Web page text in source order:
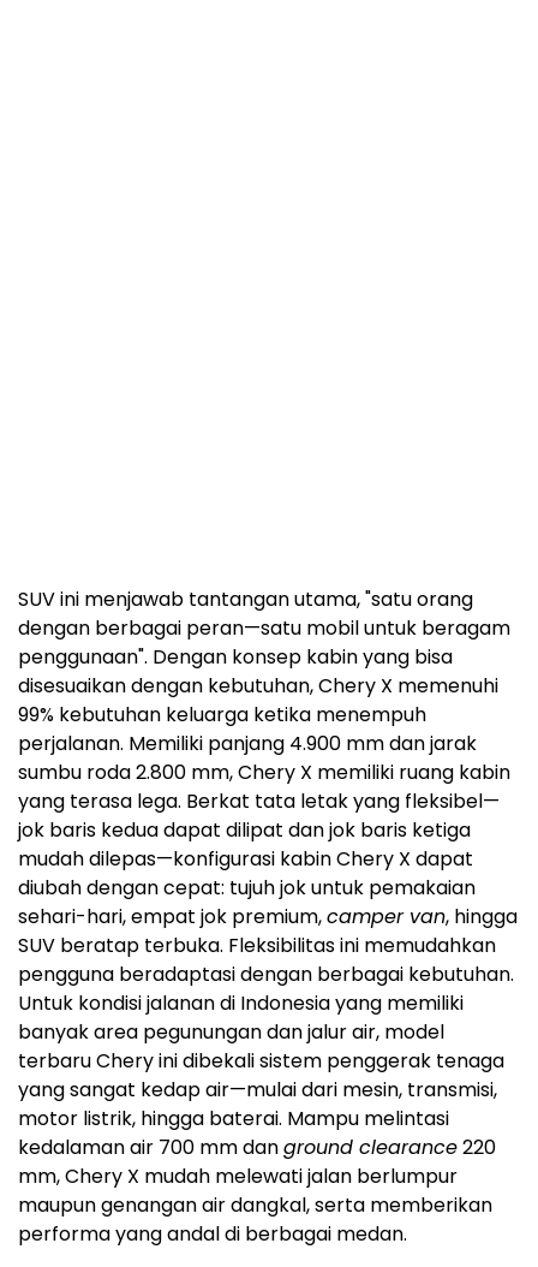
SUV ini menjawab tantangan utama, "satu orang
dengan berbagai peran—satu mobil untuk beragam
penggunaan". Dengan konsep kabin yang bisa
disesuaikan dengan kebutuhan, Chery X memenuhi
99% kebutuhan keluarga ketika menempuh
perjalanan. Memiliki panjang 4.900 mm dan jarak
sumbu roda 2.800 mm, Chery X memiliki ruang kabin
yang terasa lega. Berkat tata letak yang fleksibel—
jok baris kedua dapat dilipat dan jok baris ketiga
mudah dilepas—konfigurasi kabin Chery X dapat
diubah dengan cepat: tujuh jok untuk pemakaian
sehari-hari, empat jok premium,camper van, hingga
SUV beratap terbuka. Fleksibilitas ini memudahkan
pengguna beradaptasi dengan berbagai kebutuhan.
Untuk kondisi jalanan di Indonesiayang memiliki
banyak area pegunungan dan jalur air, model
terbaru Chery ini dibekali sistem penggerak tenaga
yang sangat kedap air—mulai dari mesin, transmisi,
motor listrik, hingga baterai. Mampu melintasi
kedalaman air 700 mm danground clearance220
mm, Chery X mudah melewati jalan berlumpur
maupun genangan air dangkal, serta memberikan
performa yang andal di berbagai medan.